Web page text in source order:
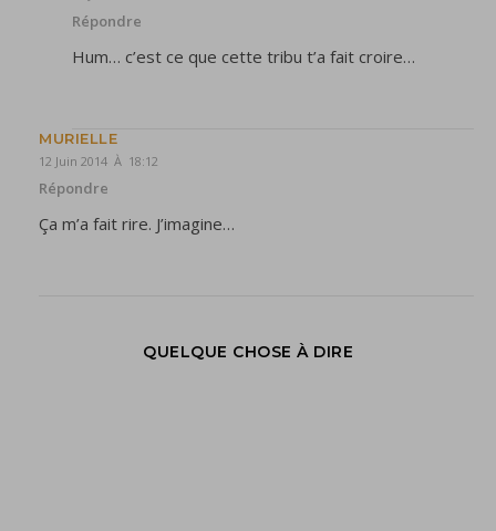
Répondre
Hum… c’est ce que cette tribu t’a fait croire…
MURIELLE
12 Juin 2014 À 18:12
Répondre
Ça m’a fait rire. J’imagine…
QUELQUE CHOSE À DIRE